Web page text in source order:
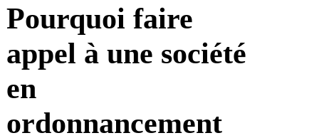
Pourquoi faire
appel à une société
en
ordonnancement